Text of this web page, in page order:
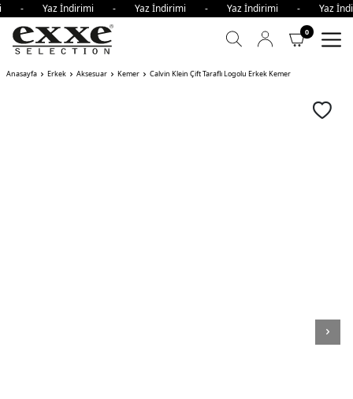
Yaz İndirimi - Yaz İndirimi - Yaz İndirimi -
0
Anasayfa Erkek Aksesuar Kemer Calvin Klein Çift Taraflı Logolu Erkek Kemer